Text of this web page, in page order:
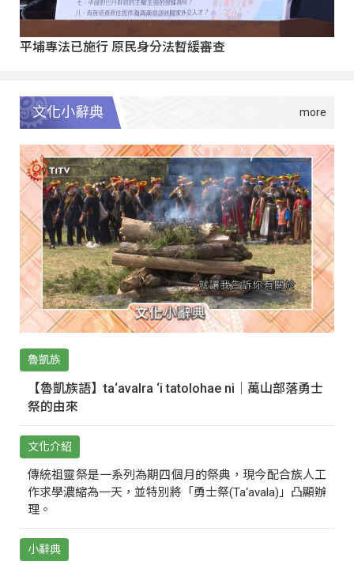
平埔專法已施行 原民身分法暫緩審查
文化小辭典
魯凱族
【魯凱族語】ta‘avalra ‘i tatolohae ni｜萬山部落勇士
祭的由來
文化介紹
傳統祖靈祭是一系列為期四個月的祭典，現今配合族人工
作求學濃縮為一天，並特別將「勇士祭(Ta‘avala)」凸顯辦
理。
小辭典